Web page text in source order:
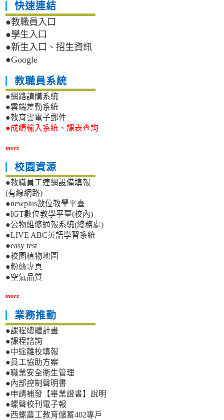
快速連結
●教職員入口
●學生入口
●新生入口、招生資訊
●Google
教職員系統
●網路請購系統
●雲端差勤系統
●教育雲電子郵件
●成績輸入系統、課表查詢
more
校園資源
●教職員工連網設備填報
(有線網路)
●newplus數位教學平臺
●IGT數位教學平臺(校內)
●公物維修通報系統(總務處)
●LIVE ABC英語學習系統
●easy test
●校園植物地圖
●粉絲專頁
●空氣品質
more
業務推動
●課程總體計畫
●課程諮詢
●中途離校填報
●員工協助方案
●職業安全衛生管理
●內部控制聲明書
●申請補發【畢業證書】說明
●螺聲校刊電子報
●西螺農工教育儲蓄402專戶